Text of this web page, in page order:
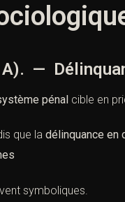
—
pénal cible en
que la délinquance en
symboliques.